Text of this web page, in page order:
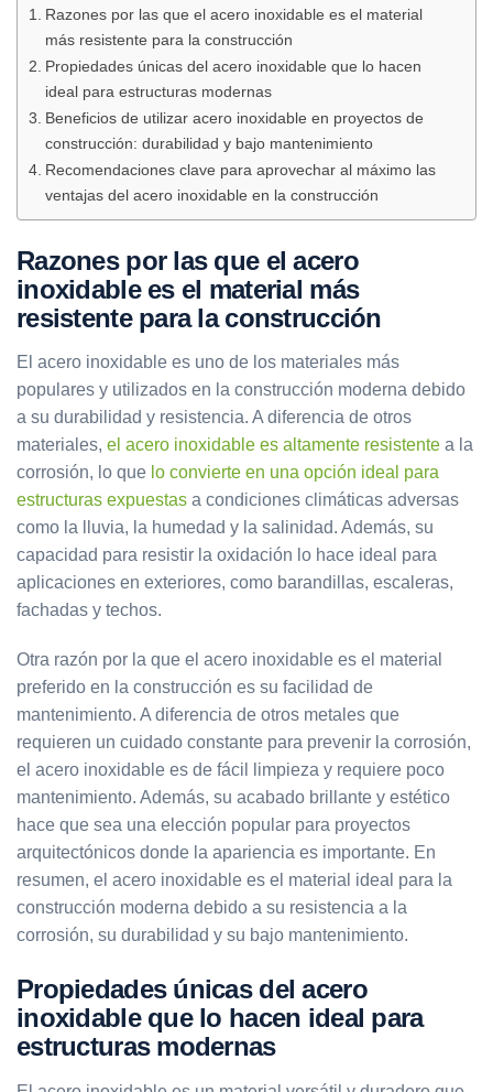
Razones por las que el acero inoxidable es el material
más resistente para la construcción
Propiedades únicas del acero inoxidable que lo hacen
ideal para estructuras modernas
Beneficios de utilizar acero inoxidable en proyectos de
construcción: durabilidad y bajo mantenimiento
Recomendaciones clave para aprovechar al máximo las
ventajas del acero inoxidable en la construcción
Razones por las que el acero
inoxidable es el material más
resistente para la construcción
El acero inoxidable es uno de los materiales más
populares y utilizados en la construcción moderna debido
a su durabilidad y resistencia. A diferencia de otros
materiales, el acero inoxidable es altamente resistente a la
corrosión, lo que lo convierte en una opción ideal para
estructuras expuestas a condiciones climáticas adversas
como la lluvia, la humedad y la salinidad. Además, su
capacidad para resistir la oxidación lo hace ideal para
aplicaciones en exteriores, como barandillas, escaleras,
fachadas y techos.
Otra razón por la que el acero inoxidable es el material
preferido en la construcción es su facilidad de
mantenimiento. A diferencia de otros metales que
requieren un cuidado constante para prevenir la corrosión,
el acero inoxidable es de fácil limpieza y requiere poco
mantenimiento. Además, su acabado brillante y estético
hace que sea una elección popular para proyectos
arquitectónicos donde la apariencia es importante. En
resumen, el acero inoxidable es el material ideal para la
construcción moderna debido a su resistencia a la
corrosión, su durabilidad y su bajo mantenimiento.
Propiedades únicas del acero
inoxidable que lo hacen ideal para
estructuras modernas